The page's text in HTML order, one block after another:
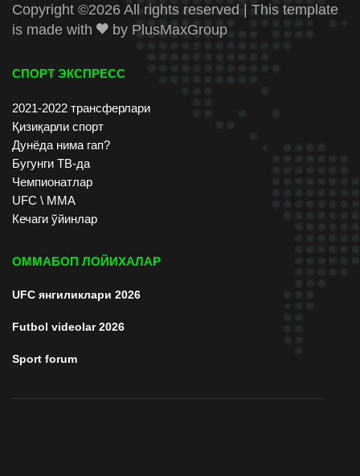
Copyright ©2026 All rights reserved | This template
is made with
by PlusMaxGroup
СПОРТ ЭКСПРЕСС
2021-2022 трансферлари
Қизиқарли спорт
Дунёда нима гап?
Бугунги ТВ-да
Чемпионатлар
UFC \ ММА
Кечаги ўйинлар
ОММАБОП ЛОЙИХАЛАР
UFC янгиликлари 2026
Futbol videolar 2026
Sport forum